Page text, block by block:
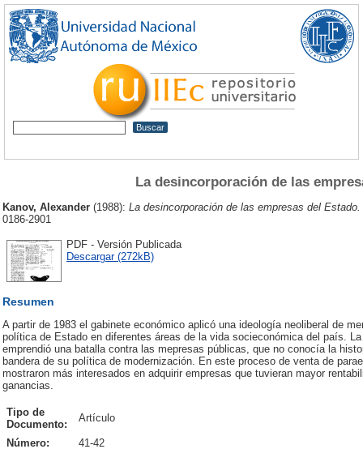
La desincorporación de las
Kanov, Alexander (1988): La desincorporación de las empresas del Estado.
0186-2901
PDF - Versión Publicada
Descargar (272kB)
Resumen
A partir de 1983 el gabinete económico aplicó una ideología neoliberal de
política de Estado en diferentes áreas de la vida socieconómica del país.
emprendió una batalla contra las mepresas públicas, que no conocía la
bandera de su política de modernización. En este proceso de venta de
mostraron más interesados en adquirir empresas que tuvieran mayor
ganancias.
Tipo de
Documento:
Artículo
Número:
41-42